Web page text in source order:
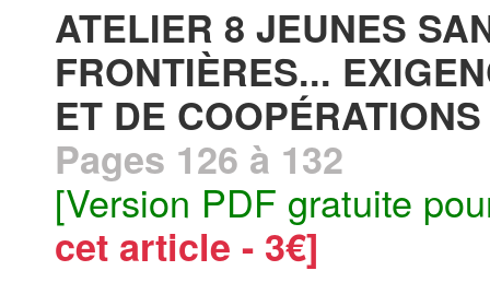
ATELIER 8 JEUNES
FRONTIÈRES...
ET DE
Pages 126 à 132
[Version PDF gratuite
cet article - 3€]